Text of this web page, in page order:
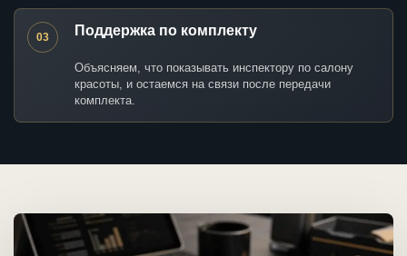
03 Поддержка по комплекту
Объясняем, что показывать инспектору по салону
красоты, и остаемся на связи после передачи
комплекта.